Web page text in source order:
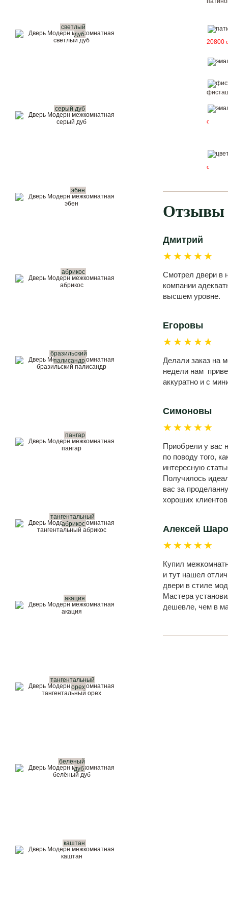
светлый
дуб
серый дуб
эбен
абрикос
бразильский
палисандр
пангар
тангентальный
абрикос
акация
тангентальный
орех
белёный
дуб
каштан
20800 c
c
c
Отзывы
Дмитрий
★★★★★
Смотрел двери в
компании
высшем уровне.
Егоровы
★★★★★
Делали заказ на
недели нам
аккуратно и с
Симоновы
★★★★★
Приобрели у вас
по поводу того,
интересную
Получилось
вас за
хороших
Алексей
★★★★★
Купил
и тут нашел
двери в стиле
Мастера
дешевле, чем в